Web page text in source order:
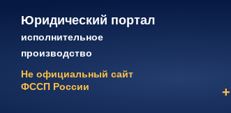
Юридический портал
исполнительное
производство
Не официальный сайт
ФССП России